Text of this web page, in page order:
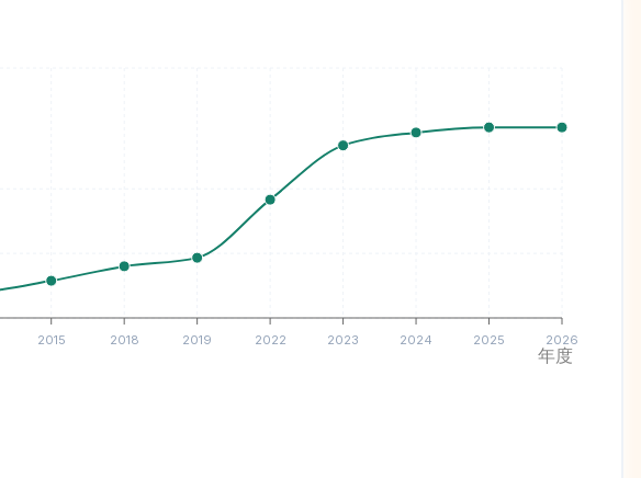
2015 2018 2019 2022 2023 2024 2025 2026
年度